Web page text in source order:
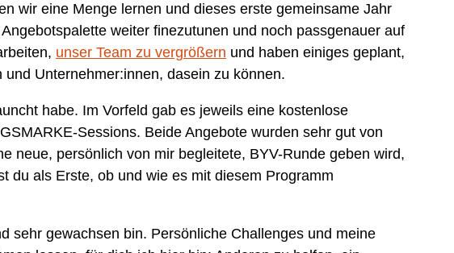
wir eine Menge lernen und dieses erste gemeinsame Jahr
weiter finezutunen und noch passgenauer auf
unser Team zu vergrößern und haben einiges geplant,
Unternehmer:innen, dasein zu können.
habe. Im Vorfeld gab es jeweils eine kostenlose
Sessions. Beide Angebote wurden sehr gut von
neue, persönlich von mir begleitete, BYV-Runde geben wird,
du als Erste, ob und wie es mit diesem Programm
sehr gewachsen bin. Persönliche Challenges und meine